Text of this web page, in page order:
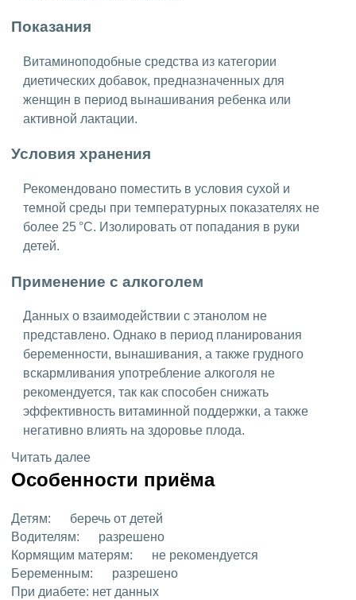
Показания
Витаминоподобные средства из категории
диетических добавок, предназначенных для
женщин в период вынашивания ребенка или
активной лактации.
Условия хранения
Рекомендовано поместить в условия сухой и
темной среды при температурных показателях не
более 25 °C. Изолировать от попадания в руки
детей.
Применение с алкоголем
Данных о взаимодействии с этанолом не
представлено. Однако в период планирования
беременности, вынашивания, а также грудного
вскармливания употребление алкоголя не
рекомендуется, так как способен снижать
эффективность витаминной поддержки, а также
негативно влиять на здоровье плода.
Читать далее
Особенности приёма
Детям:
беречь от детей
Водителям:
разрешено
Кормящим матерям:
не рекомендуется
Беременным:
разрешено
При диабете: нет данных